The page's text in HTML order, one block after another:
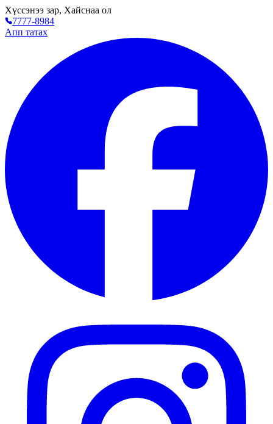
Хүссэнээ зар, Хайснаа ол
7777-8984
Апп татах